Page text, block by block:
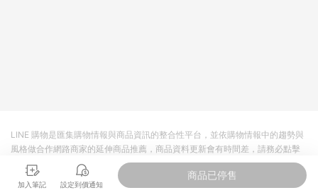
加入筆記 設定到價通知
商品已停售
LINE 購物是匯集購物情報與商品資訊的整合性平台，並依購物情報中的趨勢與
風格做合作網路商家的延伸商品推薦，商品資料更新會有時間差，請務必點擊
商品至各合作網路商家，確認現售價與購物條件，一切資訊以合作廠商網頁為
準。